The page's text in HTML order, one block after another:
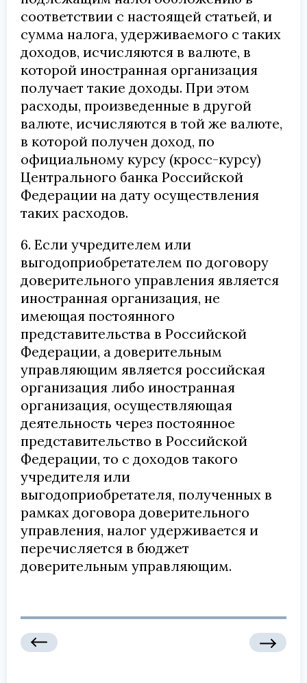
соответствии с настоящей статьей, и
сумма налога, удерживаемого с таких
доходов, исчисляются в валюте, в
которой иностранная организация
получает такие доходы. При этом
расходы, произведенные в другой
валюте, исчисляются в той же валюте,
в которой получен доход, по
официальному курсу (кросс-курсу)
Центрального банка Российской
Федерации на дату осуществления
таких расходов.
6. Если учредителем или
выгодоприобретателем по договору
доверительного управления является
иностранная организация, не
имеющая постоянного
представительства в Российской
Федерации, а доверительным
управляющим является российская
организация либо иностранная
организация, осуществляющая
деятельность через постоянное
представительство в Российской
Федерации, то с доходов такого
учредителя или
выгодоприобретателя, полученных в
рамках договора доверительного
управления, налог удерживается и
перечисляется в бюджет
доверительным управляющим.